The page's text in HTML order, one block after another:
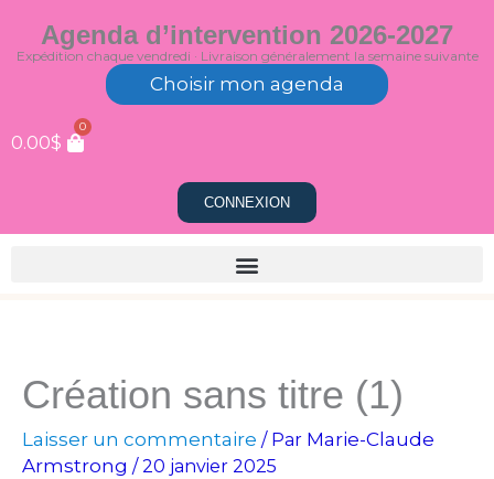
au
Agenda d’intervention 2026-2027
Expédition chaque vendredi · Livraison généralement la semaine suivante
Choisir mon agenda
0.00$
0
CONNEXION
Création sans titre (1)
Laisser un commentaire / Par Marie-Claude
Armstrong /20 janvier 2025